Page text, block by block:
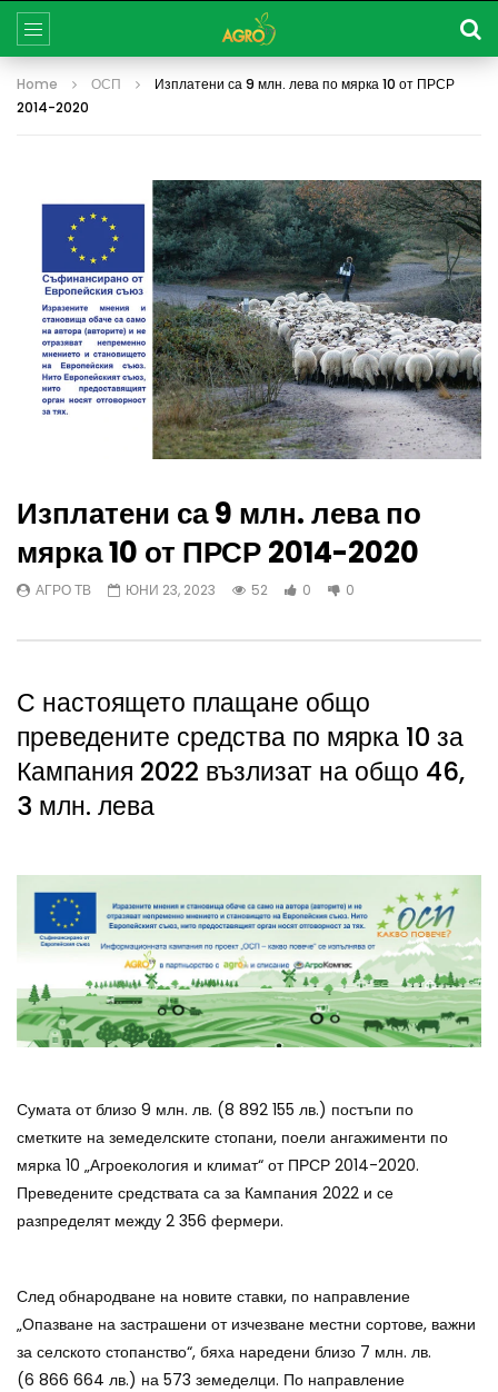
Home ОСП
Изплатени са 9 млн. лева по мярка 10 от ПРСР
2014-2020
Изплатени са 9 млн. лева по
мярка 10 от ПРСР 2014-2020
АГРО ТВ ЮНИ 23, 2023 52 0 0
С настоящето плащане общо
преведените средства по мярка 10 за
Кампания 2022 възлизат на общо 46,
3 млн. лева
Сумата от близо 9 млн. лв. (8 892 155 лв.) постъпи по
сметките на земеделските стопани, поели ангажименти по
мярка 10 „Агроекология и климат“ от ПРСР 2014-2020.
Преведените средствата са за Кампания 2022 и се
разпределят между 2 356 фермери.
След обнародване на новите ставки, по направление
„Опазване на застрашени от изчезване местни сортове, важни
за селското стопанство“, бяха наредени близо 7 млн. лв.
(6 866 664 лв.) на 573 земеделци. По направление